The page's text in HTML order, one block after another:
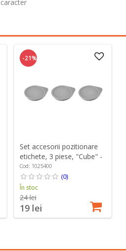
-21%
Set accesorii pozitionare
etichete, 3 piese, "Cube" -
Zwilling
Cod: 1025400
(0)
În stoc
24 lei
19 lei